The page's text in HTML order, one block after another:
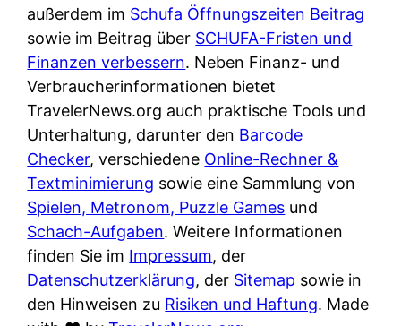
t
e
e
t
s
i
e
c
h
e
n
t
i
s
c
h
e
n
d
e
außerdem im Schufa Öffnungszeiten Beitrag
sowie im Beitrag über SCHUFA-Fristen und
Finanzen verbessern. Neben Finanz- und
Verbraucherinformationen bietet
TravelerNews.org auch praktische Tools und
Unterhaltung, darunter den Barcode
Checker, verschiedene Online-Rechner &
Textminimierung sowie eine Sammlung von
Spielen, Metronom, Puzzle Games und
Schach-Aufgaben. Weitere Informationen
finden Sie im Impressum, der
Datenschutzerklärung, der Sitemap sowie in
den Hinweisen zu Risiken und Haftung. Made